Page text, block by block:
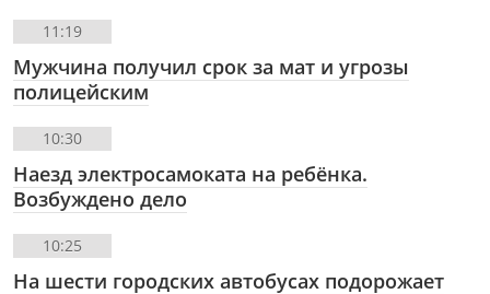
11:19
Мужчина получил срок за мат и угрозы
полицейским
10:30
Наезд электросамоката на ребёнка.
Возбуждено дело
10:25
На шести городских автобусах подорожает